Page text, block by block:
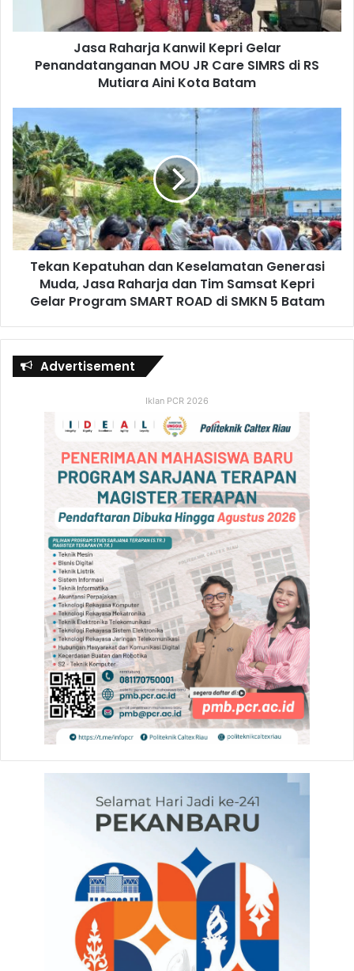
Jasa Raharja Kanwil Kepri Gelar
Penandatanganan MOU JR Care SIMRS di RS
Mutiara Aini Kota Batam
Tekan Kepatuhan dan Keselamatan Generasi
Muda, Jasa Raharja dan Tim Samsat Kepri
Gelar Program SMART ROAD di SMKN 5 Batam
Advertisement
Iklan PCR 2026